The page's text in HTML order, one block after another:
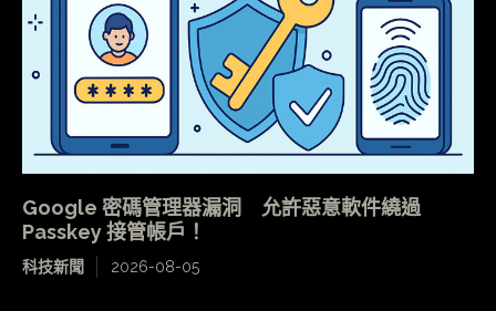
Google 密碼管理器漏洞 允許惡意軟件繞過
Passkey 接管帳戶！
科技新聞 2026-08-05